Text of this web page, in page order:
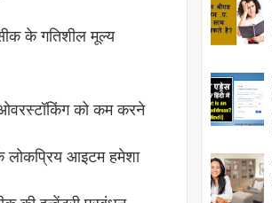
के गतिशील मूल्य
को कम करने
लोकप्रिय आइटम हमेशा